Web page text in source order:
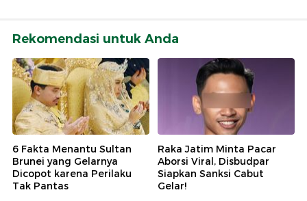
Rekomendasi untuk Anda
6 Fakta Menantu Sultan
Brunei yang Gelarnya
Dicopot karena Perilaku
Tak Pantas
Raka Jatim Minta Pacar
Aborsi Viral, Disbudpar
Siapkan Sanksi Cabut
Gelar!